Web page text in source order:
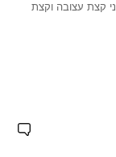
קצת עצובה וקצת